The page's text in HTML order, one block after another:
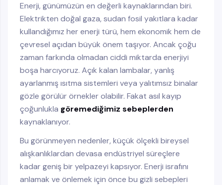
Enerji, günümüzün en değerli kaynaklarından biri.
Elektrikten doğal gaza, sudan fosil yakıtlara kadar
kullandığımız her enerji türü, hem ekonomik hem de
çevresel açıdan büyük önem taşıyor. Ancak çoğu
zaman farkında olmadan ciddi miktarda enerjiyi
boşa harcıyoruz. Açık kalan lambalar, yanlış
ayarlanmış ısıtma sistemleri veya yalıtımsız binalar
gözle görülür örnekler olabilir. Fakat asıl kayıp
çoğunlukla göremediğimiz sebeplerden
kaynaklanıyor.
Bu görünmeyen nedenler, küçük ölçekli bireysel
alışkanlıklardan devasa endüstriyel süreçlere
kadar geniş bir yelpazeyi kapsıyor. Enerji israfını
anlamak ve önlemek için önce bu gizli sebepleri